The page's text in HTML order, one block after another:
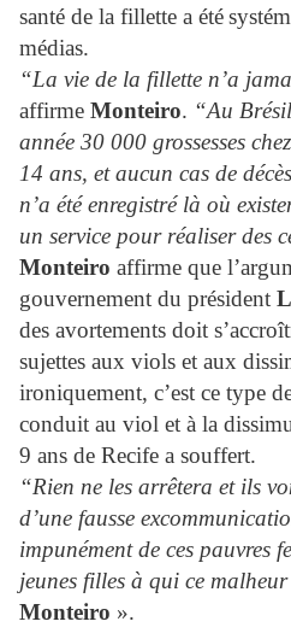
santé de la fillette a été
médias.
“La vie de la fillette n’a
affirme Monteiro. “Au
année 30 000 grossesses
14 ans, et aucun cas de
n’a été enregistré là où
un service pour réaliser des
Monteiro affirme que
gouvernement du président
des avortements doit
sujettes aux viols et aux
ironiquement, c’est ce type
conduit au viol et à la
9 ans de Recife a souffert.
“Rien ne les arrêtera et ils
d’une fausse
impunément de ces pauvres
jeunes filles à qui ce
Monteiro ».